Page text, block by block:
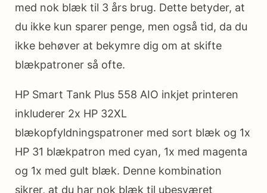
med nok blæk til 3 års brug. Dette betyder, at
du ikke kun sparer penge, men også tid, da du
ikke behøver at bekymre dig om at skifte
blækpatroner så ofte.
HP Smart Tank Plus 558 AIO inkjet printeren
inkluderer 2x HP 32XL
blækopfyldningspatroner med sort blæk og 1x
HP 31 blækpatron med cyan, 1x med magenta
og 1x med gult blæk. Denne kombination
sikrer, at du har nok blæk til ubesværet